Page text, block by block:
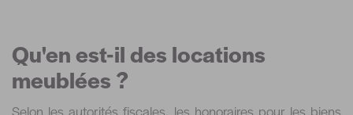
Qu'en est-il des locations
meublées ?
Selon les autorités fiscales, les honoraires pour les biens